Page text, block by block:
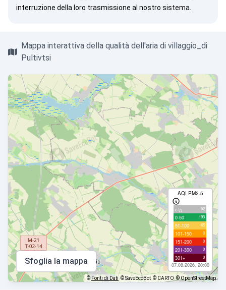
interruzione della loro trasmissione al nostro sistema.
Mappa interattiva della qualità dell'aria di villaggio_di
Pultivtsi
AQI PM2.5
с/д 92
0-50 193
51-100 65
101-150 0
151-200 0
201-300 0
301+ 0
07.08.2026, 20:00
Sfoglia la mappa
©Fonti di Dati © SaveEcoBot © CARTO © OpenStreetMap